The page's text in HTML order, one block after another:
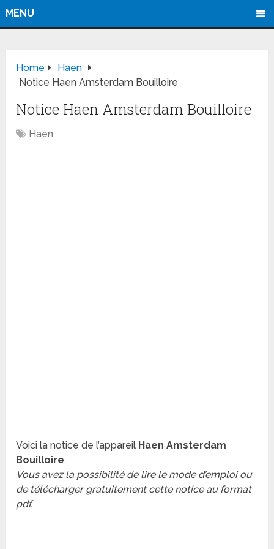
MENU
Home
Haen
Notice Haen Amsterdam Bouilloire
Notice Haen Amsterdam Bouilloire
Haen
Voici la notice de l’appareil Haen Amsterdam
Bouilloire.
Vous avez la possibilité de lire le mode d’emploi ou
de télécharger gratuitement cette notice au format
pdf.